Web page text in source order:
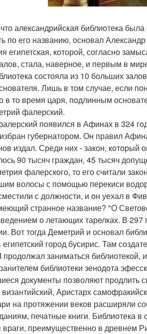
александрийская библиотека
по его названию, основал
египетская, которой, согласно
стала, наверное, и первым в
состояла из 10 больших
Лишь в том случае, если
в то время царя, подлинным
фалерский.
появился в Афинах в 324
губернатором. Он правил
издал. Среди них - закон,
90 тысяч граждан, 45 тысяч
фалерского, то его считали
волосы с помощью перекиси
с должности, и он уехал в
странное название? "О
о летающих тарелках. В
Вот тогда Деметрий и основал
город бусирис. Там
заниматься библиотекой,
библиотеки зенодота
документы позволяют продлить
Аристарх
на протяжении веков расширяли
печатные книги. Библиотека
враги, преимущественно в древнем